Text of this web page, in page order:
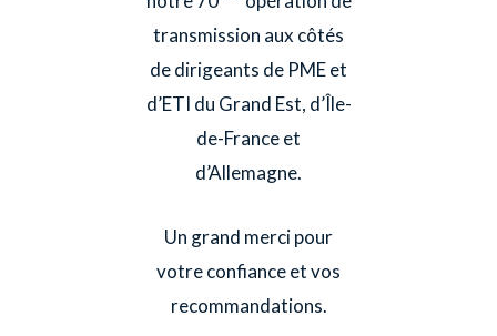
transmission aux côtés
de dirigeants de PME et
d’ETI du Grand Est, d’Île-
de-France et
d’Allemagne.
Un grand merci pour
votre confiance et vos
recommandations.